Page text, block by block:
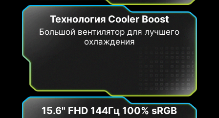
Технология Cooler Boost
Большой вентилятор для лучшего
охлаждения
15.6" FHD 144Гц 100% sRGB